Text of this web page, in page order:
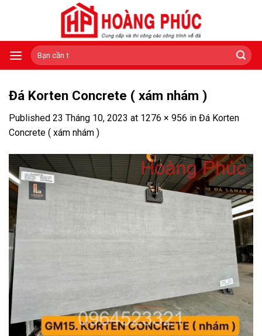
Tìm
kiếm:
Đá Korten Concrete ( xám nhám )
Published 23 Tháng 10, 2023 at 1276 × 956 in Đá Korten
Concrete ( xám nhám )